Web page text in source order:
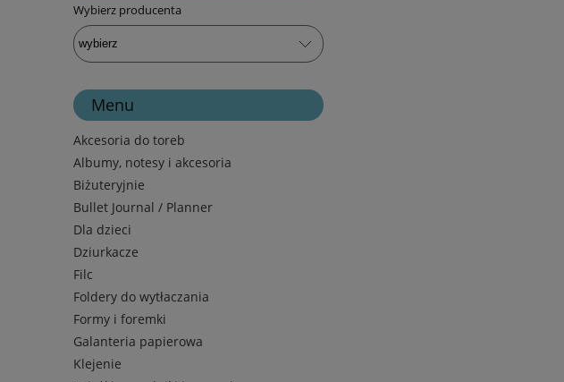
Wybierz producenta
Menu
Akcesoria do toreb
Albumy, notesy i akcesoria
Biżuteryjnie
Bullet Journal / Planner
Dla dzieci
Dziurkacze
Filc
Foldery do wytłaczania
Formy i foremki
Galanteria papierowa
Klejenie